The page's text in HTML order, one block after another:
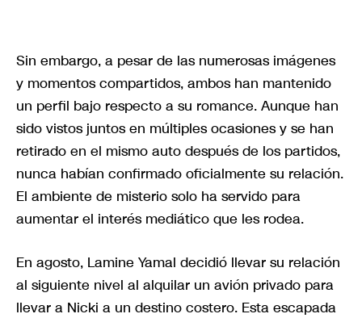
Sin embargo, a pesar de las numerosas imágenes
y momentos compartidos, ambos han mantenido
un perfil bajo respecto a su romance. Aunque han
sido vistos juntos en múltiples ocasiones y se han
retirado en el mismo auto después de los partidos,
nunca habían confirmado oficialmente su relación.
El ambiente de misterio solo ha servido para
aumentar el interés mediático que les rodea.
En agosto, Lamine Yamal decidió llevar su relación
al siguiente nivel al alquilar un avión privado para
llevar a Nicki a un destino costero. Esta escapada